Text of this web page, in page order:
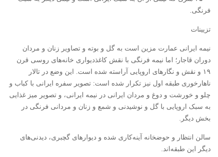
فرنگی.
تزیینات
نیمه ایرانی عمارت مزین است به گل و بوته و تصاویر زنان و مردان
دوران قاجار؛ اما نیمه فرنگی با نقش کاغذدیواری خانه‌های روسی قرن
۱۹ و نقش و نگارهای اروپایی آراسته شده است. این وضع در تالار
ناهارخوری طبقه اول نیز تکرار شده است: تصویر سفره ایرانی با کباب و
چلو و خورشت و دوغ و مردان ایرانی در نیمه ایرانی، و تصویر میز غذایی
به سبک اروپایی با گل و نوشیدنی و شمع و زنان و مردانی فرنگی در
بخش دیگر.
سالن انتظار و حوضخانه آینه‌کاری شده و دیوارهای گچبری، دیدنی‌های
دیگر این طبقه‌اند.